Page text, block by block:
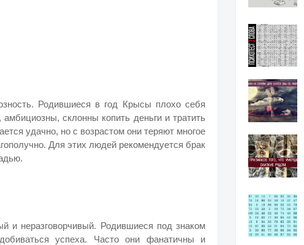
Родившиеся в год Крысы плохо себя
склонны копить деньги и тратить
удачно, но с возрастом они теряют многое
Для этих людей рекомендуется брак
и неразговорчивый. Родившиеся под знаком
успеха. Часто они фанатичны и